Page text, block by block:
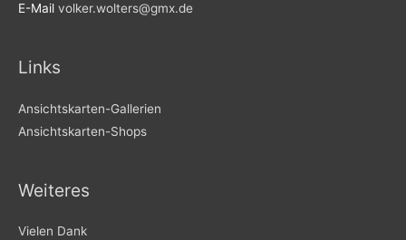
E-Mail volker.wolters@gmx.de
Links
Ansichtskarten-Gallerien
Ansichtskarten-Shops
Weiteres
Vielen Dank